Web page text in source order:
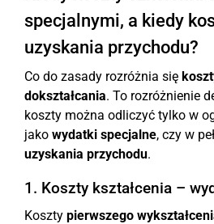
specjalnymi, a kiedy
uzyskania przychodu?
Co do zasady rozróżnia się
dokształcania. To rozróżnienie
koszty można odliczyć tylko w
jako wydatki specjalne, czy w
uzyskania przychodu.
1. Koszty kształcenia –
Koszty pierwszego